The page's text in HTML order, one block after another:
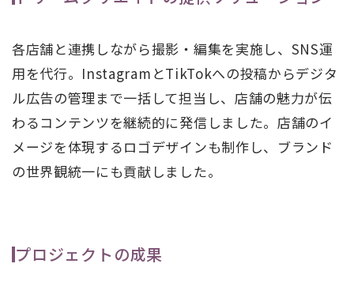
各店舗と連携しながら撮影・編集を実施し、SNS運
用を代行。InstagramとTikTokへの投稿からデジタ
ル広告の管理まで一括して担当し、店舗の魅力が伝
わるコンテンツを継続的に発信しました。店舗のイ
メージを体現するロゴデザインも制作し、ブランド
の世界観統一にも貢献しました。
プロジェクトの成果